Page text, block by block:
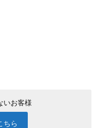
お客様
ちら